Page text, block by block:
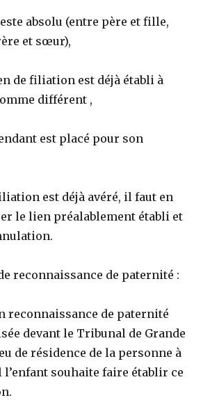
absolu (entre père et fille,
et sœur),
de filiation est déjà établi à
différent ,
est placé pour son
est déjà avéré, il faut en
le lien préalablement établi et
reconnaissance de paternité :
reconnaissance de paternité
devant le Tribunal de Grande
de résidence de la personne à
l’enfant souhaite faire établir ce